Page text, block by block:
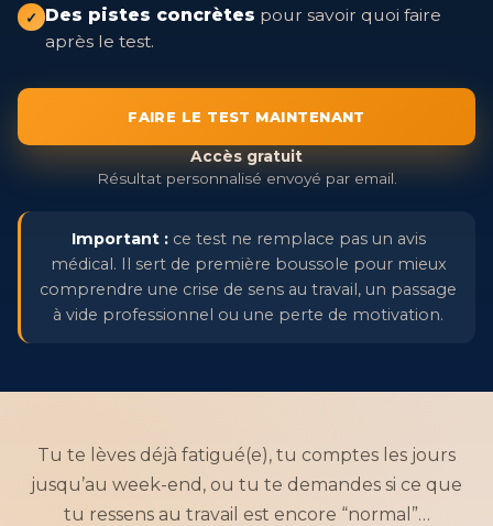
✓ Des pistes concrètes pour savoir quoi faire
après le test.
FAIRE LE TEST MAINTENANT
Accès gratuit
Résultat personnalisé envoyé par email.
Important :ce test ne remplace pas un avis
médical. Il sert de première boussole pour mieux
comprendre une crise de sens au travail, un passage
à vide professionnel ou une perte de motivation.
Tu te lèves déjà fatigué(e), tu comptes les jours
jusqu’au week-end, ou tu te demandes si ce que
tu ressens au travail est encore “normal”…